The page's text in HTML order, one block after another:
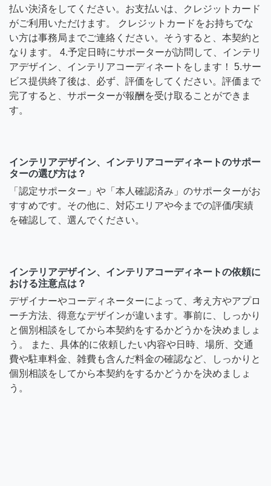
払い決済をしてください。お支払いは、クレジットカード
がご利用いただけます。 クレジットカードをお持ちでな
い方は事務局までご連絡ください。そうすると、本契約と
なります。 4.予定日時にサポーターが訪問して、インテリ
アデザイン、インテリアコーディネートをします！ 5.サー
ビス提供終了後は、必ず、評価をしてください。評価まで
完了すると、サポーターが報酬を受け取ることができま
す。
インテリアデザイン、インテリアコーディネートのサポー
ターの選び方は？
「認定サポーター」や「本人確認済み」のサポーターがお
すすめです。その他に、対応エリアや今までの評価/実績
を確認して、選んでください。
インテリアデザイン、インテリアコーディネートの依頼に
おける注意点は？
デザイナーやコーディネーターによって、考え方やアプロ
ーチ方法、得意なデザインが違います。事前に、しっかり
と個別相談をしてから本契約をするかどうかを決めましょ
う。 また、具体的に依頼したい内容や日時、場所、交通
費や駐車料金、雑費も含んだ料金の確認など、しっかりと
個別相談をしてから本契約をするかどうかを決めましょ
う。